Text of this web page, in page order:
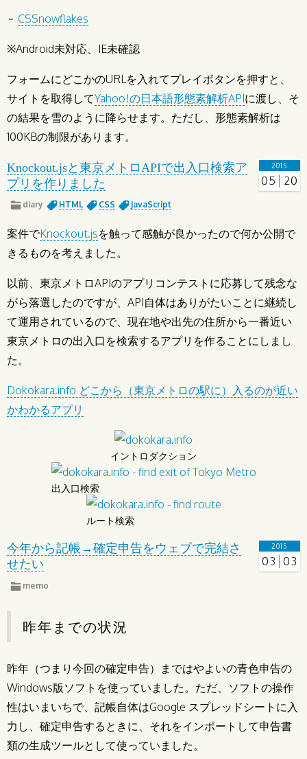
CSSnowflakes
※Android未対応、IE未確認
フォームにどこかのURLを入れてプレイボタンを押すと、
サイトを取得してYahoo!の日本語形態素解析APIに渡し、そ
の結果を雪のように降らせます。ただし、形態素解析は
100KBの制限があります。
2015
05 20
Knockout.jsと東京メトロAPIで出入口検索ア
プリを作りました
diary HTML CSS JavaScript
案件でKnockout.jsを触って感触が良かったので何か公開で
きるものを考えました。
以前、東京メトロAPIのアプリコンテストに応募して残念な
がら落選したのですが、API自体はありがたいことに継続し
て運用されているので、現在地や出先の住所から一番近い
東京メトロの出入口を検索するアプリを作ることにしまし
た。
Dokokara.info どこから（東京メトロの駅に）入るのが近い
かわかるアプリ
イントロダクション
出入口検索
ルート検索
2015
03 03
今年から記帳→確定申告をウェブで完結さ
せたい
memo
昨年までの状況
昨年（つまり今回の確定申告）まではやよいの青色申告の
Windows版ソフトを使っていました。ただ、ソフトの操作
性はいまいちで、記帳自体はGoogle スプレッドシートに入
力し、確定申告するときに、それをインポートして申告書
類の生成ツールとして使っていました。